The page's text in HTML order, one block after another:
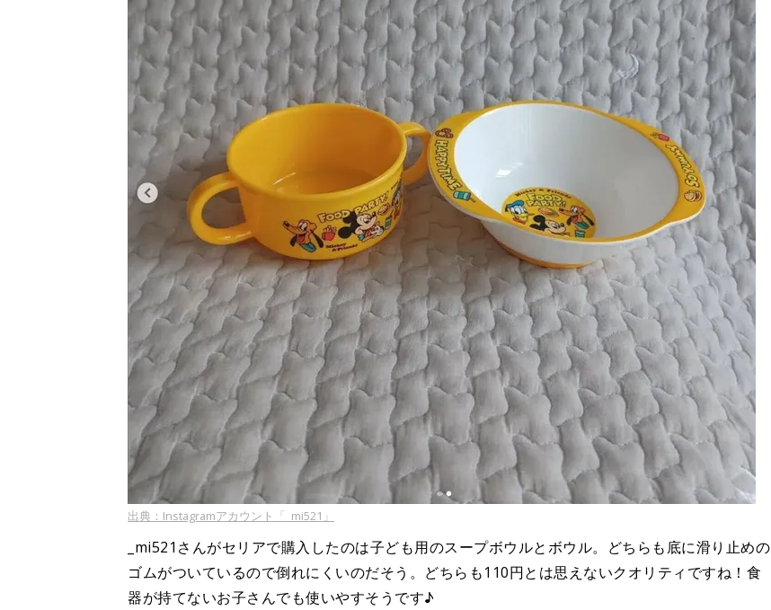
出典：Instagramアカウント「_mi521」
_mi521さんがセリアで購入したのは子ども用のスープボウルとボウル。どちらも底に滑り止めの
ゴムがついているので倒れにくいのだそう。どちらも110円とは思えないクオリティですね！食
器が持てないお子さんでも使いやすそうです♪